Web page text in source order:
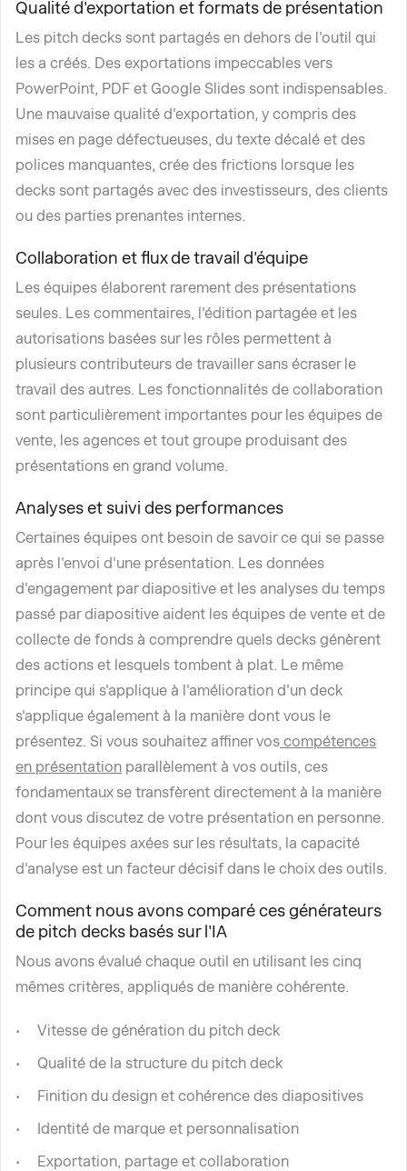
Qualité d'exportation et formats de présentation
Les pitch decks sont partagés en dehors de l'outil qui
les a créés. Des exportations impeccables vers
PowerPoint, PDF et Google Slides sont indispensables.
Une mauvaise qualité d'exportation, y compris des
mises en page défectueuses, du texte décalé et des
polices manquantes, crée des frictions lorsque les
decks sont partagés avec des investisseurs, des clients
ou des parties prenantes internes.
Collaboration et flux de travail d'équipe
Les équipes élaborent rarement des présentations
seules. Les commentaires, l'édition partagée et les
autorisations basées sur les rôles permettent à
plusieurs contributeurs de travailler sans écraser le
travail des autres. Les fonctionnalités de collaboration
sont particulièrement importantes pour les équipes de
vente, les agences et tout groupe produisant des
présentations en grand volume.
Analyses et suivi des performances
Certaines équipes ont besoin de savoir ce qui se passe
après l'envoi d'une présentation. Les données
d'engagement par diapositive et les analyses du temps
passé par diapositive aident les équipes de vente et de
collecte de fonds à comprendre quels decks génèrent
des actions et lesquels tombent à plat. Le même
principe qui s'applique à l'amélioration d'un deck
s'applique également à la manière dont vous le
présentez. Si vous souhaitez affiner vos compétences
en présentation parallèlement à vos outils, ces
fondamentaux se transfèrent directement à la manière
dont vous discutez de votre présentation en personne.
Pour les équipes axées sur les résultats, la capacité
d'analyse est un facteur décisif dans le choix des outils.
Comment nous avons comparé ces générateurs
de pitch decks basés sur l'IA
Nous avons évalué chaque outil en utilisant les cinq
mêmes critères, appliqués de manière cohérente.
Vitesse de génération du pitch deck
Qualité de la structure du pitch deck
Finition du design et cohérence des diapositives
Identité de marque et personnalisation
Exportation, partage et collaboration